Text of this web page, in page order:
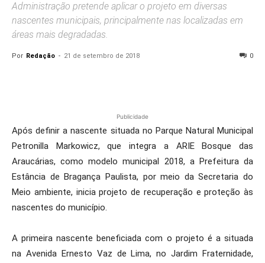
Administração pretende aplicar o projeto em diversas
nascentes municipais, principalmente nas localizadas em
áreas mais degradadas.
Por Redação - 21 de setembro de 2018 0
Publicidade
Após definir a nascente situada no Parque Natural Municipal
Petronilla Markowicz, que integra a ARIE Bosque das
Araucárias, como modelo municipal 2018, a Prefeitura da
Estância de Bragança Paulista, por meio da Secretaria do
Meio ambiente, inicia projeto de recuperação e proteção às
nascentes do município.
A primeira nascente beneficiada com o projeto é a situada
na Avenida Ernesto Vaz de Lima, no Jardim Fraternidade,